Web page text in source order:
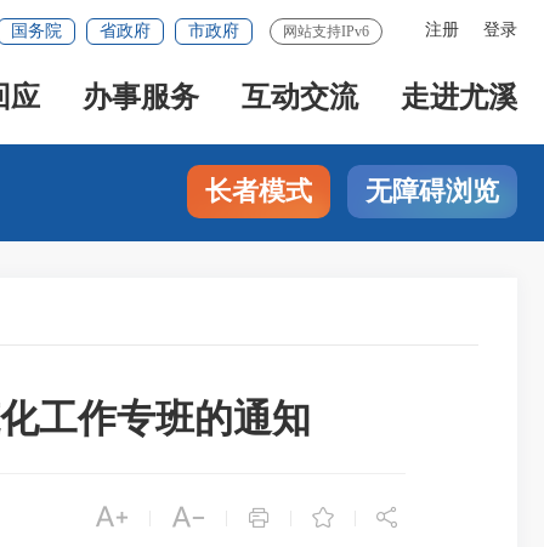
注册 登录
国务院 省政府 市政府 网站支持IPv6
应 办事服务 互动交流 走进尤溪
长者模式 无障碍浏览
工作专班的通知
    